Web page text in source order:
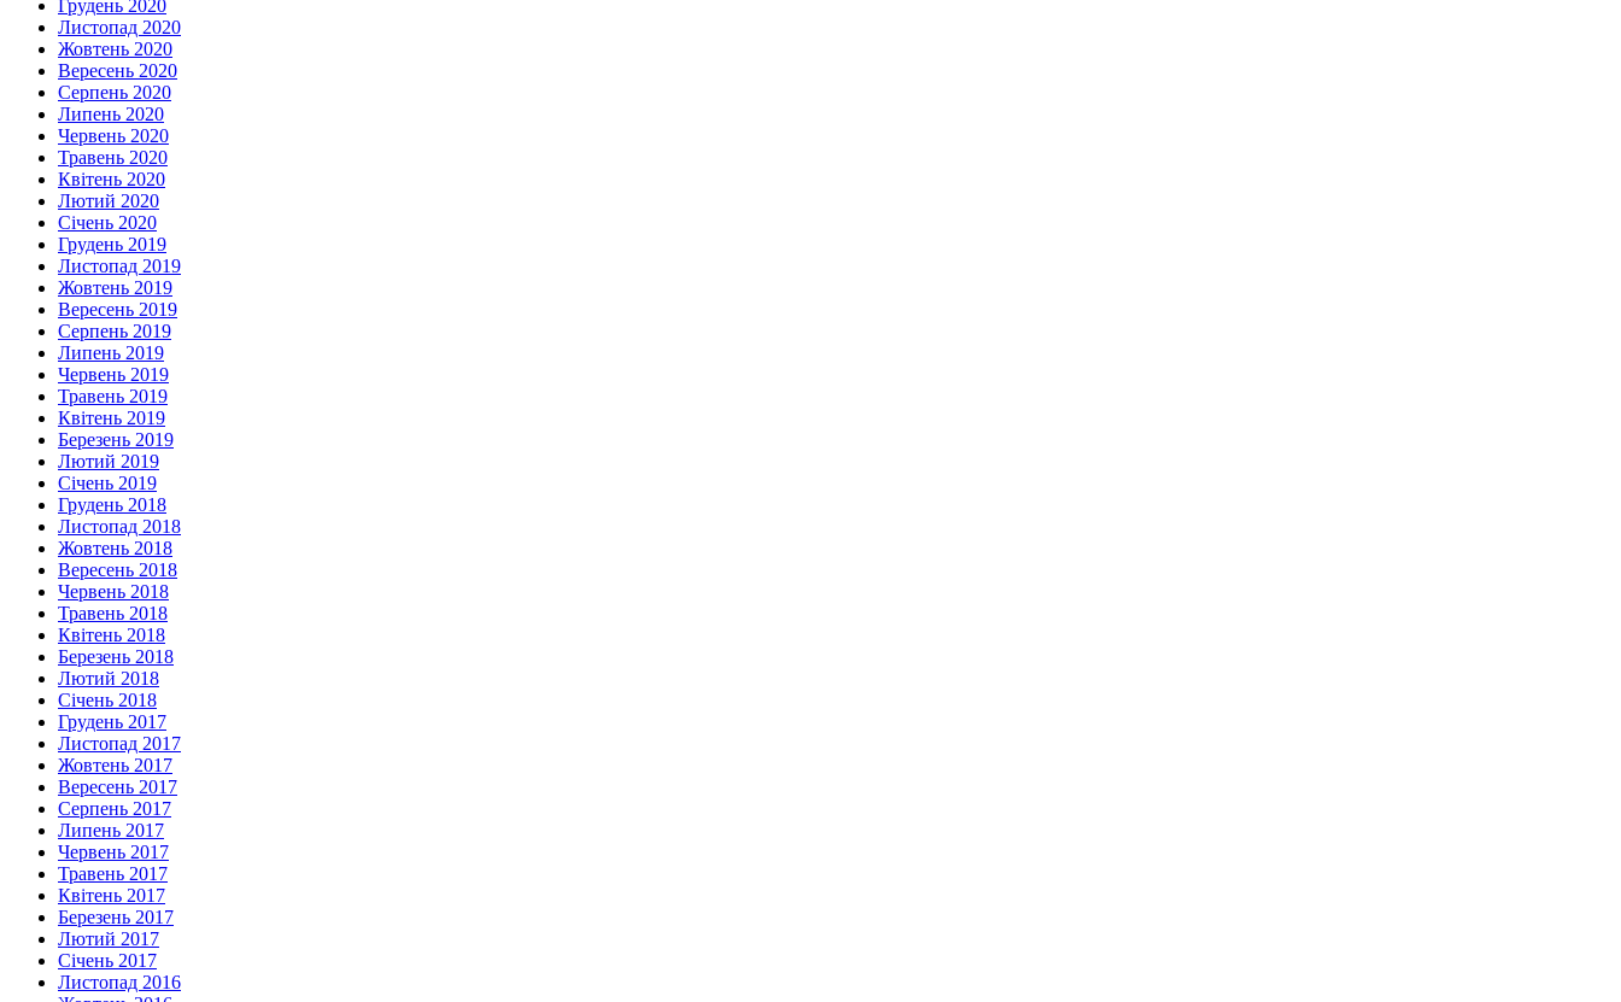
Грудень 2020
Листопад 2020
Жовтень 2020
Вересень 2020
Серпень 2020
Липень 2020
Червень 2020
Травень 2020
Квітень 2020
Лютий 2020
Січень 2020
Грудень 2019
Листопад 2019
Жовтень 2019
Вересень 2019
Серпень 2019
Липень 2019
Червень 2019
Травень 2019
Квітень 2019
Березень 2019
Лютий 2019
Січень 2019
Грудень 2018
Листопад 2018
Жовтень 2018
Вересень 2018
Червень 2018
Травень 2018
Квітень 2018
Березень 2018
Лютий 2018
Січень 2018
Грудень 2017
Листопад 2017
Жовтень 2017
Вересень 2017
Серпень 2017
Липень 2017
Червень 2017
Травень 2017
Квітень 2017
Березень 2017
Лютий 2017
Січень 2017
Листопад 2016